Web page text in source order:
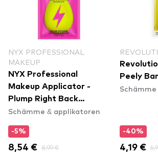
NYX PROFESSIONAL
MAKEUP
NYX Professional
Makeup Applicator -
Plump Right Back
Silicone Applicator
Schämme & applikatoren
-5%
8,54 € 8,99 €
Peely
-40%
4,19 €